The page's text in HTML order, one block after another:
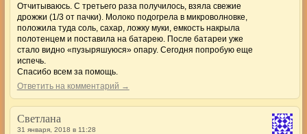
Отчитываюсь. С третьего раза получилось, взяла свежие
дрожжи (1/3 от пачки). Молоко подогрела в микроволновке,
положила туда соль, сахар, ложку муки, емкость накрыла
полотенцем и поставила на батарею. После батареи уже
стало видно «пузыряшуюся» опару. Сегодня попробую еще
испечь.
Спасибо всем за помощь.
Ответить на комментарий →
Светлана
31 января, 2018 в 11:28